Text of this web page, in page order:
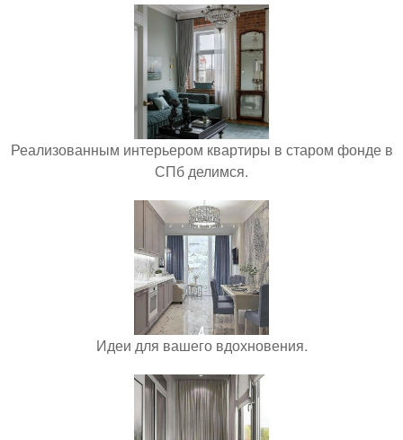
Реализованным интерьером квартиры в старом фонде в
СПб делимся.
Идеи для вашего вдохновения.